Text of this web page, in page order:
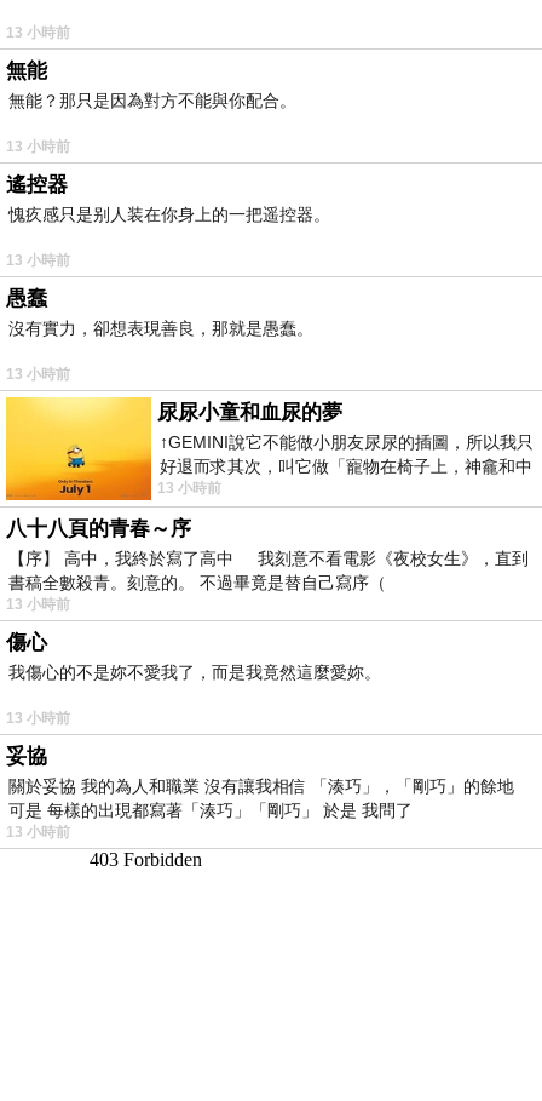
13 小時前
無能
無能？那只是因為對方不能與你配合。
13 小時前
遙控器
愧疚感只是别人装在你身上的一把遥控器。
13 小時前
愚蠢
沒有實力，卻想表現善良，那就是愚蠢。
13 小時前
尿尿小童和血尿的夢
↑GEMINI說它不能做小朋友尿尿的插圖，所以我只
好退而求其次，叫它做「寵物在椅子上，神龕和中
年人臉孔」的畫了。 六月底
13 小時前
八十八頁的青春～序
【序】 高中，我終於寫了高中 我刻意不看電影《夜校女生》，直到
書稿全數殺青。刻意的。 不過畢竟是替自己寫序（
13 小時前
傷心
我傷心的不是妳不愛我了，而是我竟然這麼愛妳。
13 小時前
妥協
關於妥協 我的為人和職業 沒有讓我相信 「湊巧」，「剛巧」的餘地
可是 每樣的出現都寫著「湊巧」「剛巧」 於是 我問了
13 小時前